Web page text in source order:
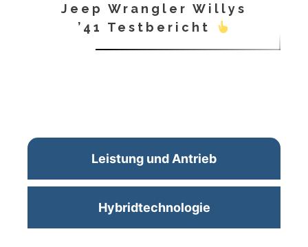
Jeep Wrangler Willys
’41 Testbericht
Leistung und Antrieb
Hybridtechnologie